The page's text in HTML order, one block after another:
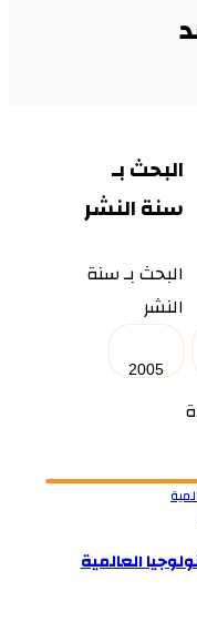
البحث بـ
سنة النشر
البحث بـ سنة
النشر
العالمية